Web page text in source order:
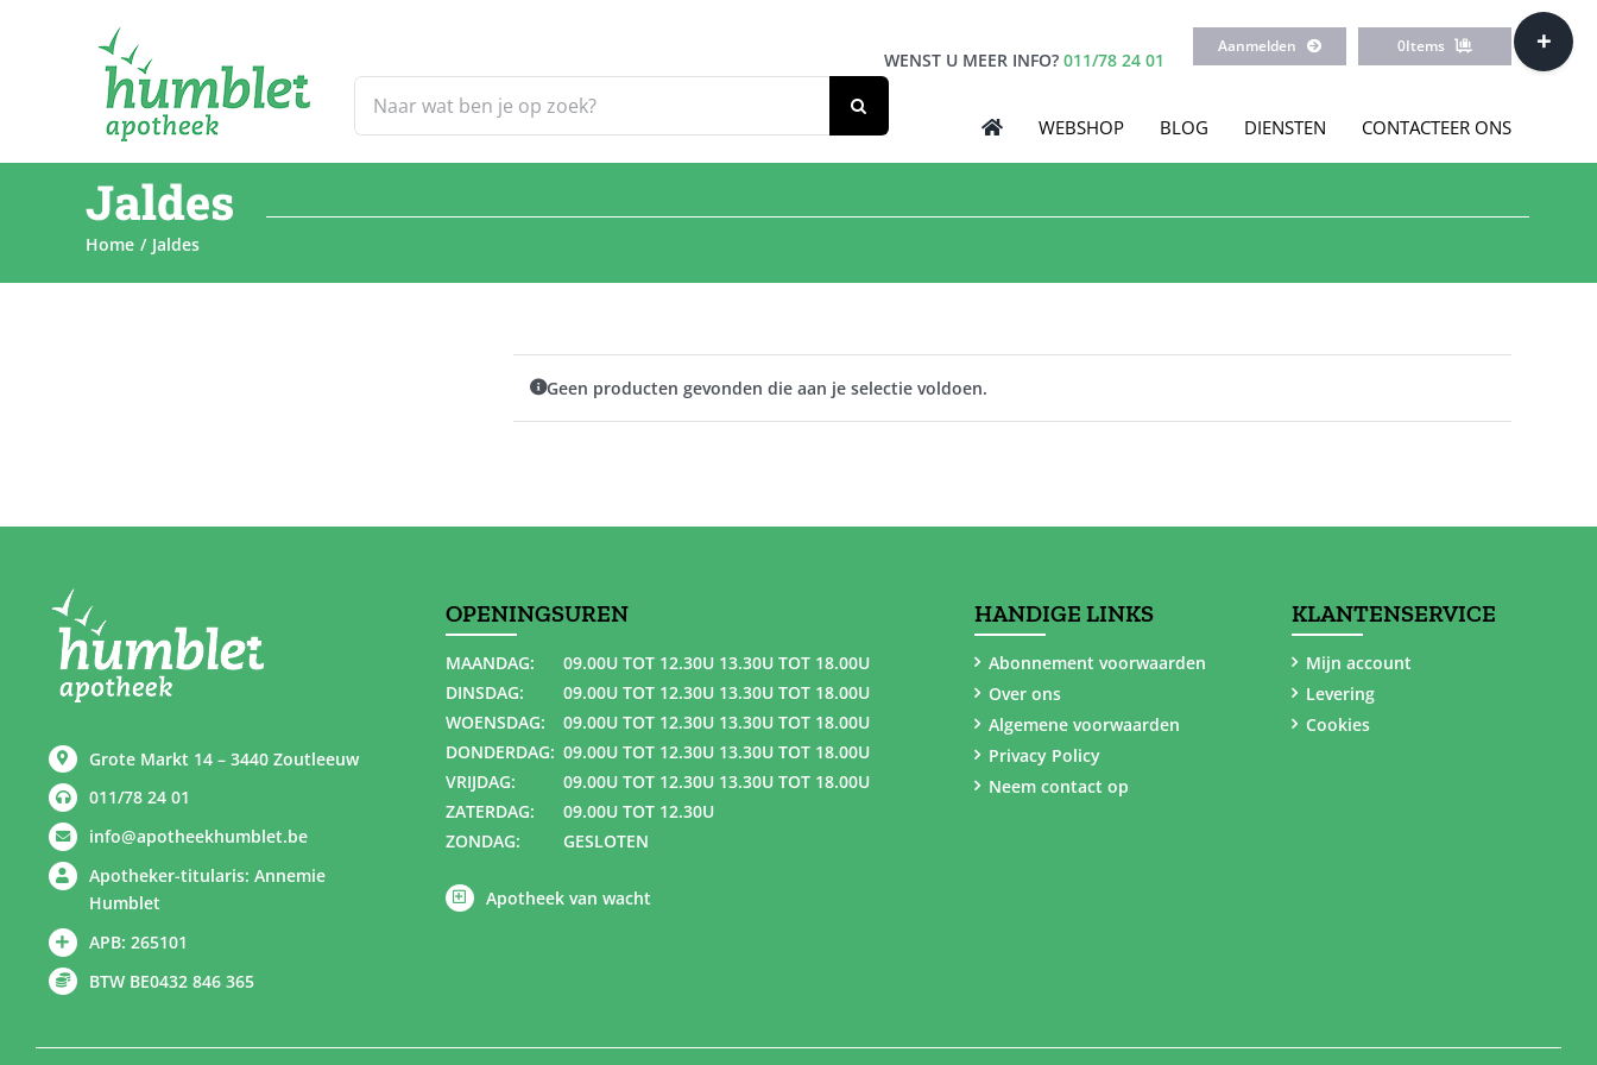
naar:
WENST U MEER INFO? 011/78 24 01
Aanmelden 0Items
WEBSHOP BLOG DIENSTEN CONTACTEER ONS
Jaldes
Home Jaldes
Geen producten gevonden die aan je selectie voldoen.
Grote Markt 14 – 3440 Zoutleeuw
011/78 24 01
info@apotheekhumblet.be
Apotheker-titularis: Annemie
Humblet
APB: 265101
BTW BE0432 846 365
OPENINGSUREN
MAANDAG:
09.00U TOT 12.30U 13.30U TOT 18.00U
DINSDAG:
09.00U TOT 12.30U 13.30U TOT 18.00U
WOENSDAG:
09.00U TOT 12.30U 13.30U TOT 18.00U
DONDERDAG: 09.00U TOT 12.30U 13.30U TOT 18.00U
VRIJDAG:
09.00U TOT 12.30U 13.30U TOT 18.00U
ZATERDAG:
09.00U TOT 12.30U
ZONDAG:
GESLOTEN
Apotheek van wacht
HANDIGE LINKS
Abonnement voorwaarden
Over ons
Algemene voorwaarden
Privacy Policy
Neem contact op
KLANTENSERVICE
Mijn account
Levering
Cookies
Toggle
Sliding